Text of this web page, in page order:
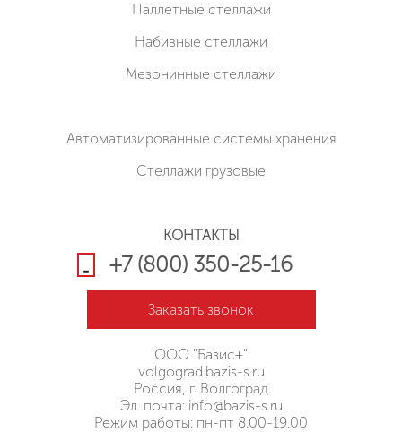
Паллетные стеллажи
Набивные стеллажи
Мезонинные стеллажи
Автоматизированные системы хранения
Стеллажи грузовые
КОНТАКТЫ
+7 (800) 350-25-16
Заказать звонок
ООО "Базис+"
volgograd.bazis-s.ru
Россия, г. Волгоград
Эл. почта: info@bazis-s.ru
Режим работы: пн-пт 8.00-19.00